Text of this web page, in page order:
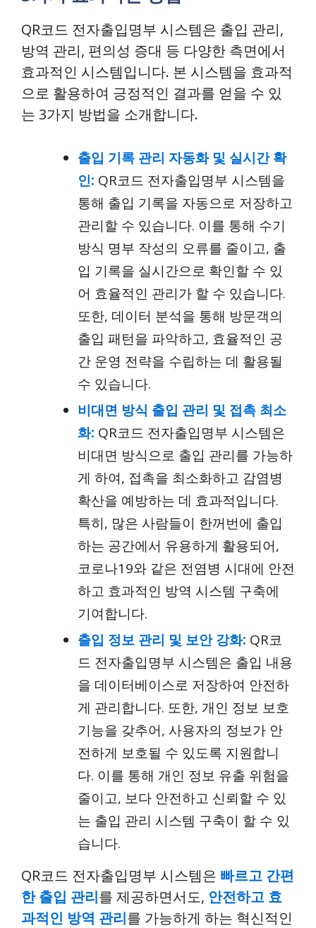
QR코드 전자출입명부 시스템은 출입 관리,
방역 관리, 편의성 증대 등 다양한 측면에서
효과적인 시스템입니다. 본 시스템을 효과적
으로 활용하여 긍정적인 결과를 얻을 수 있
는 3가지 방법을 소개합니다.
출입 기록 관리 자동화 및 실시간 확
인: QR코드 전자출입명부 시스템을
통해 출입 기록을 자동으로 저장하고
관리할 수 있습니다. 이를 통해 수기
방식 명부 작성의 오류를 줄이고, 출
입 기록을 실시간으로 확인할 수 있
어 효율적인 관리가 할 수 있습니다.
또한, 데이터 분석을 통해 방문객의
출입 패턴을 파악하고, 효율적인 공
간 운영 전략을 수립하는 데 활용될
수 있습니다.
비대면 방식 출입 관리 및 접촉 최소
화: QR코드 전자출입명부 시스템은
비대면 방식으로 출입 관리를 가능하
게 하여, 접촉을 최소화하고 감염병
확산을 예방하는 데 효과적입니다.
특히, 많은 사람들이 한꺼번에 출입
하는 공간에서 유용하게 활용되어,
코로나19와 같은 전염병 시대에 안전
하고 효과적인 방역 시스템 구축에
기여합니다.
출입 정보 관리 및 보안 강화: QR코
드 전자출입명부 시스템은 출입 내용
을 데이터베이스로 저장하여 안전하
게 관리합니다. 또한, 개인 정보 보호
기능을 갖추어, 사용자의 정보가 안
전하게 보호될 수 있도록 지원합니
다. 이를 통해 개인 정보 유출 위험을
줄이고, 보다 안전하고 신뢰할 수 있
는 출입 관리 시스템 구축이 할 수 있
습니다.
QR코드 전자출입명부 시스템은 빠르고 간편
한 출입 관리를 제공하면서도, 안전하고 효
과적인 방역 관리를 가능하게 하는 혁신적인